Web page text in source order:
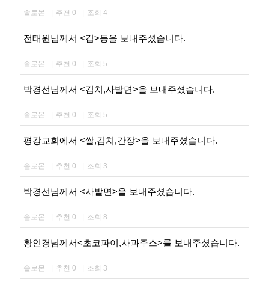
솔로몬 추천 0 조회 4
전태원님께서 <김>등을 보내주셨습니다.
솔로몬 추천 0 조회 5
박경선님께서 <김치,사발면>을 보내주셨습니다.
솔로몬 추천 0 조회 5
평강교회에서 <쌀,김치,간장>을 보내주셨습니다.
솔로몬 추천 0 조회 3
박경선님께서 <사발면>을 보내주셨습니다.
솔로몬 추천 0 조회 8
황인경님께서<초코파이,사과주스>를 보내주셨습니다.
솔로몬 추천 0 조회 3